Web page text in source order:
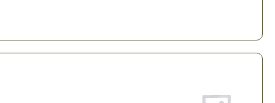
& Graines Spéciales petit